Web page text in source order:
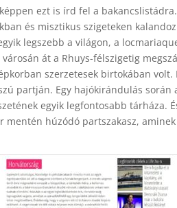
ezt is írd fel a
és misztikus szigeteken
legszebb a világon, a
át a Rhuys-félszigetig
szerzetesek birtokában volt.
partján. Egy hajókirándulás során
egyik legfontosabb tárháza.
húzódó partszakasz,